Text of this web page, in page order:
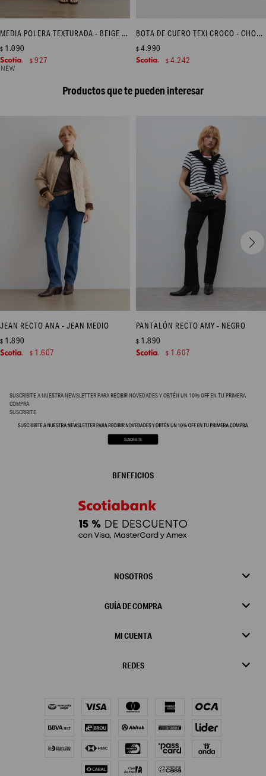
MEDIA POLERA TEXTURADA - BEIGE MELANGE
$ 1.090
$ 927
BOTA DE CUERO TEXI CROCO - CHOCOLATE
$ 4.990
$ 4.242
Productos que te pueden interesar
JEAN RECTO ANA - JEAN MEDIO
$ 1.890
$ 1.607
PANTALÓN RECTO AMY - NEGRO
$ 1.890
$ 1.607
SUSCRIBITE A NUESTRA NEWSLETTER PARA RECIBIR NOVEDADES Y OBTÉN UN 10% OFF EN TU PRIMERA
COMPRA
SUSCRIBITE
NOSOTROS
GUÍA DE COMPRA
MI CUENTA
REDES
BENEFICIOS